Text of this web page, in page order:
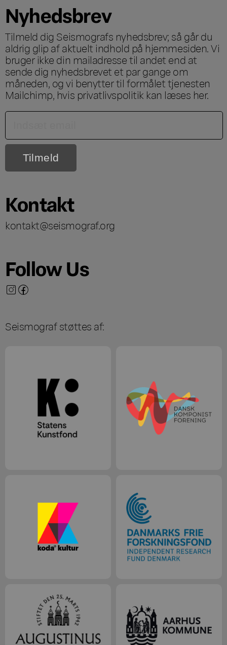
Nyhedsbrev
Tilmeld dig Seismografs nyhedsbrev; så går du
aldrig glip af aktuelt indhold på hjemmesiden. Vi
bruger ikke din mailadresse til andet end at
sende dig nyhedsbrevet et par gange om
måneden, og vi benytter til formålet tjenesten
Mailchimp, hvis privatlivspolitik kan læses her.
Kontakt
kontakt@seismograf.org
Follow Us
Seismograf støttes af: